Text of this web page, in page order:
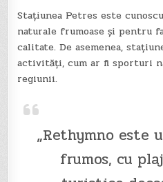
Stațiunea Petres este
naturale frumoase și pentru
calitate. De asemenea,
activități, cum ar fi sporturi
regiunii.
„Rethymno este
frumos, cu